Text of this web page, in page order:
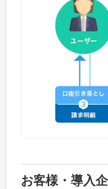
お客様・導入